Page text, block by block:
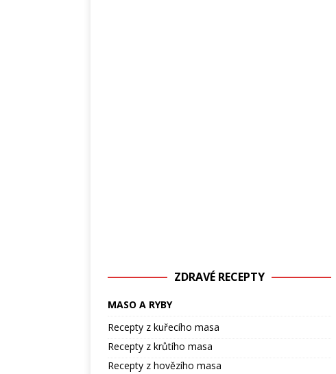
ZDRAVÉ RECEPTY
MASO A RYBY
Recepty z kuřecího masa
Recepty z krůtího masa
Recepty z hovězího masa